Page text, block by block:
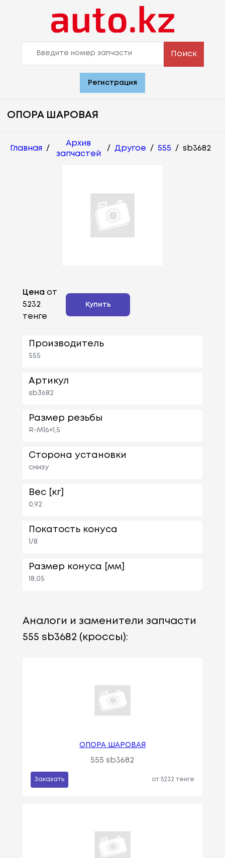
Поиск
Регистрация
ОПОРА ШАРОВАЯ
Главная /
Архив
запчастей
/ Другое / 555 / sb3682
Цена от
5232
тенге
Купить
Производитель
555
Артикул
sb3682
Размер резьбы
R-M16×1,5
Сторона установки
снизу
Вес [кг]
0,92
Покатость конуса
1/8
Размер конуса [мм]
18,05
Аналоги и заменители запчасти
555 sb3682 (кроссы):
ОПОРА ШАРОВАЯ
555 sb3682
Заказать от 5232 тенге